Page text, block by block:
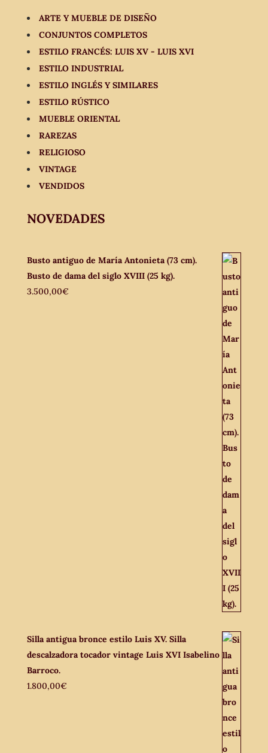
ARTE Y MUEBLE DE DISEÑO
CONJUNTOS COMPLETOS
ESTILO FRANCÉS: LUIS XV - LUIS XVI
ESTILO INDUSTRIAL
ESTILO INGLÉS Y SIMILARES
ESTILO RÚSTICO
MUEBLE ORIENTAL
RAREZAS
RELIGIOSO
VINTAGE
VENDIDOS
NOVEDADES
Busto antiguo de María Antonieta (73 cm).
Busto de dama del siglo XVIII (25 kg).
3.500,00€
Silla antigua bronce estilo Luis XV. Silla
descalzadora tocador vintage Luis XVI Isabelino
Barroco.
1.800,00€